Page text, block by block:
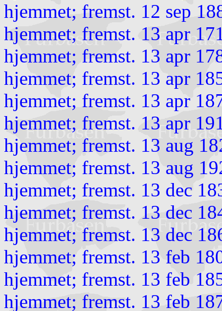
hjemmet; fremst. 12 sep
hjemmet; fremst. 13 apr
hjemmet; fremst. 13 apr
hjemmet; fremst. 13 apr
hjemmet; fremst. 13 apr
hjemmet; fremst. 13 apr
hjemmet; fremst. 13 aug
hjemmet; fremst. 13 aug
hjemmet; fremst. 13 dec
hjemmet; fremst. 13 dec
hjemmet; fremst. 13 dec
hjemmet; fremst. 13 feb
hjemmet; fremst. 13 feb
hjemmet; fremst. 13 feb